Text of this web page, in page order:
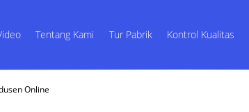
Tentang Kami Tur Pabrik Kontrol Kualitas
Online